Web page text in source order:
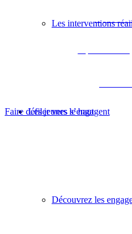
Les interventions
Les jeunes s’engagent
Découvrez les
Département
Faire défiler vers le haut